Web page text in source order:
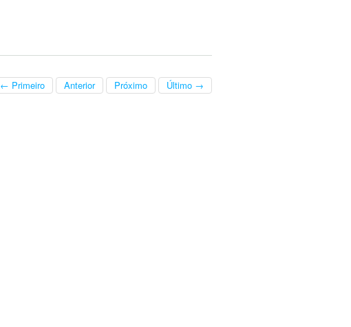
← Primeiro Anterior Próximo Último →